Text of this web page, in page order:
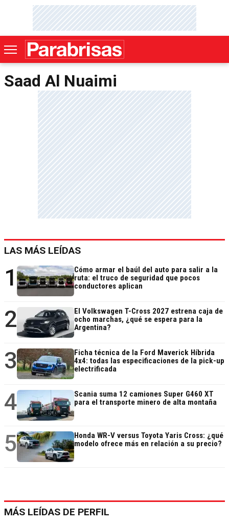
Saad Al Nuaimi
LAS MÁS LEÍDAS
1
Cómo armar el baúl del auto para salir a la
ruta: el truco de seguridad que pocos
conductores aplican
2
El Volkswagen T-Cross 2027 estrena caja de
ocho marchas, ¿qué se espera para la
Argentina?
3
Ficha técnica de la Ford Maverick Híbrida
4x4: todas las especificaciones de la pick-up
electrificada
4
Scania suma 12 camiones Super G460 XT
para el transporte minero de alta montaña
5
Honda WR-V versus Toyota Yaris Cross: ¿qué
modelo ofrece más en relación a su precio?
MÁS LEÍDAS DE PERFIL